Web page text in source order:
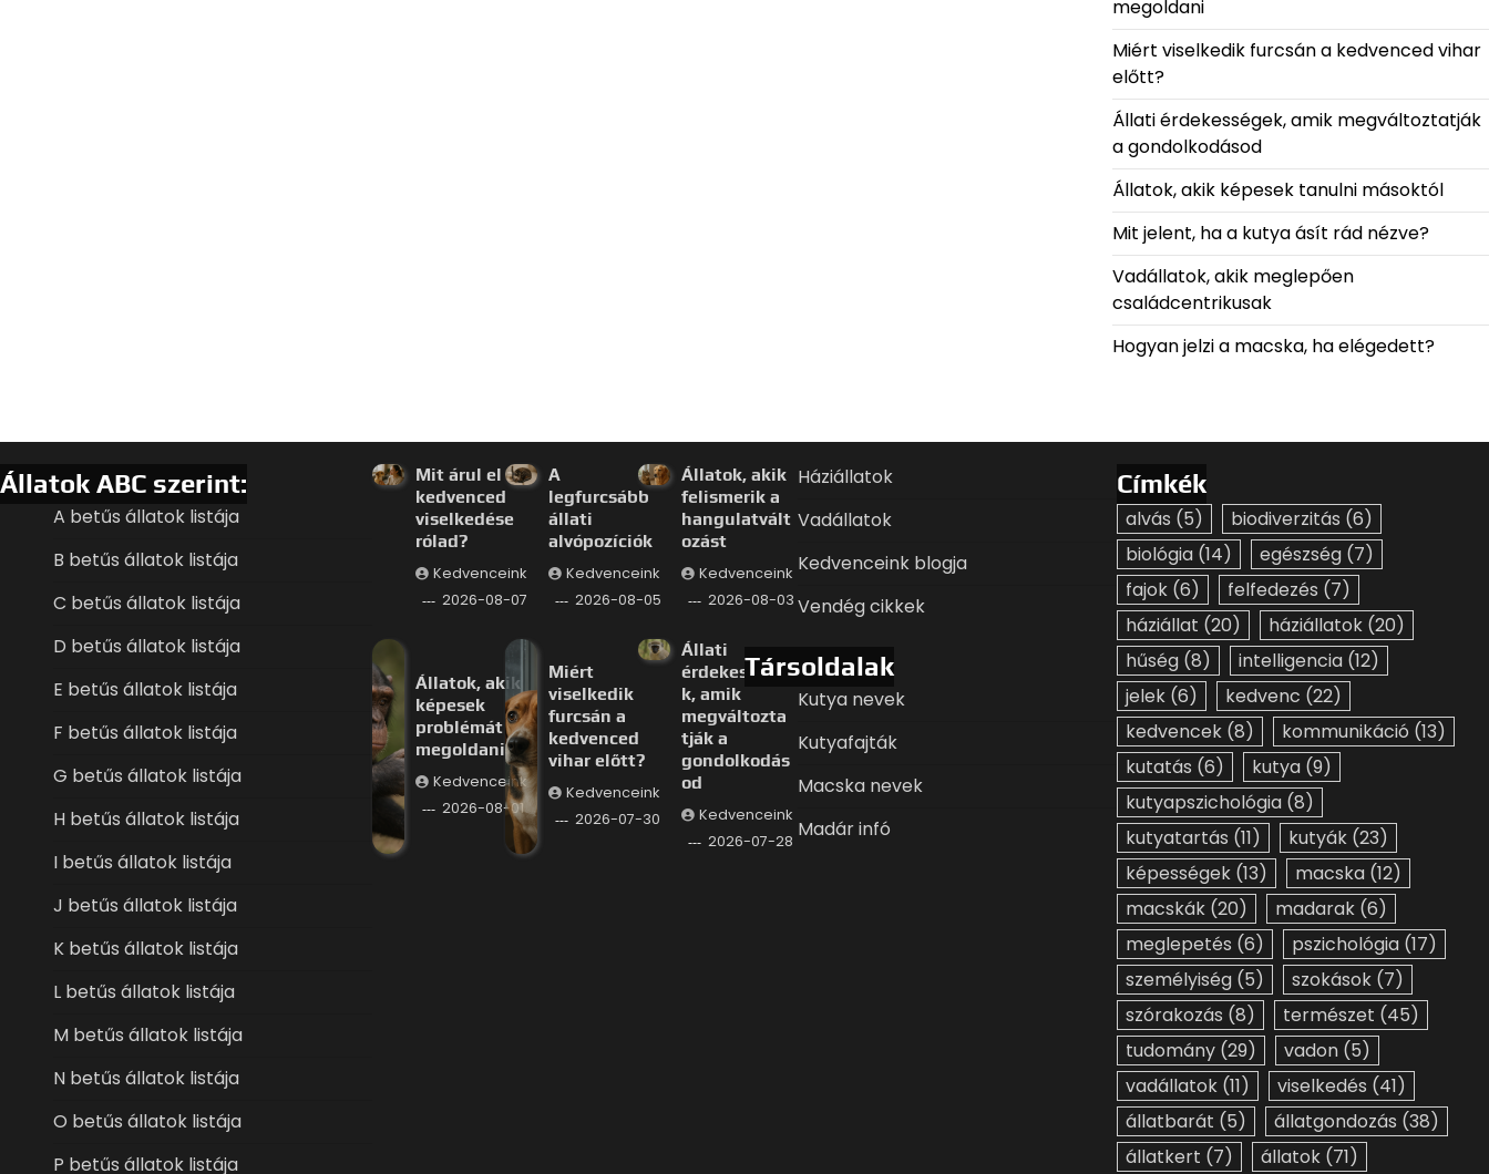
megoldani
Miért viselkedik furcsán a kedvenced vihar
előtt?
Állati érdekességek, amik megváltoztatják
a gondolkodásod
Állatok, akik képesek tanulni másoktól
Mit jelent, ha a kutya ásít rád nézve?
Vadállatok, akik meglepően
családcentrikusak
Hogyan jelzi a macska, ha elégedett?
Állatok ABC szerint:
A betűs állatok listája
B betűs állatok listája
C betűs állatok listája
D betűs állatok listája
E betűs állatok listája
F betűs állatok listája
G betűs állatok listája
H betűs állatok listája
I betűs állatok listája
J betűs állatok listája
K betűs állatok listája
L betűs állatok listája
M betűs állatok listája
N betűs állatok listája
O betűs állatok listája
P betűs állatok listája
Mit árul el a
kedvenced
viselkedése
rólad?
Kedvenceink
2026-08-07
A
legfurcsább
állati
alvópozíciók
Kedvenceink
2026-08-05
Állatok, akik
felismerik a
hangulatvált
ozást
Kedvenceink
2026-08-03
Állatok, akik
képesek
problémát
megoldani
Kedvenceink
2026-08-01
Miért
viselkedik
furcsán a
kedvenced
vihar előtt?
Kedvenceink
2026-07-30
Állati
érdekessége
k, amik
megváltozta
tják a
gondolkodás
od
Kedvenceink
2026-07-28
Háziállatok
Vadállatok
Kedvenceink blogja
Vendég cikkek
Társoldalak
Kutya nevek
Kutyafajták
Macska nevek
Madár infó
Címkék
alvás (5) biodiverzitás (6)
biológia (14) egészség (7)
fajok (6) felfedezés (7)
háziállat (20) háziállatok (20)
hűség (8) intelligencia (12)
jelek (6) kedvenc (22)
kedvencek (8) kommunikáció (13)
kutatás (6) kutya (9)
kutyapszichológia (8)
kutyatartás (11) kutyák (23)
képességek (13) macska (12)
macskák (20) madarak (6)
meglepetés (6) pszichológia (17)
személyiség (5) szokások (7)
szórakozás (8) természet (45)
tudomány (29) vadon (5)
vadállatok (11) viselkedés (41)
állatbarát (5) állatgondozás (38)
állatkert (7) állatok (71)